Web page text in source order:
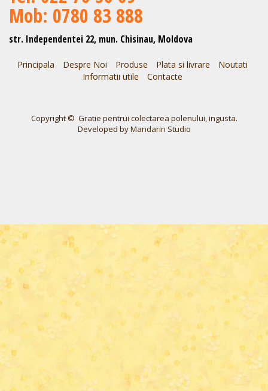
Mob: 0780 83 888
str. Independentei 22, mun. Chisinau, Moldova
Principala Despre Noi Produse Plata si livrare
Noutati
Informatii utile
Contacte
Copyright © Gratie pentrui colectarea polenului, ingusta.
Developed byMandarin Studio